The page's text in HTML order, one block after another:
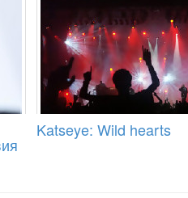
Katseye: Wild hearts